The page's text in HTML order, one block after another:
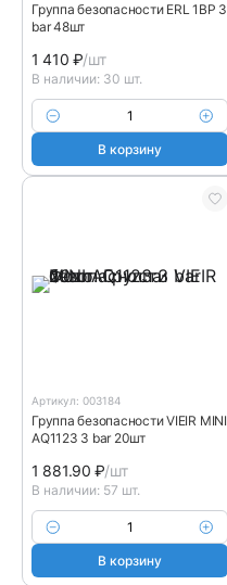
Группа безопасности ERL 1ВР 3
bar 48шт
1 410₽/шт
В наличии: 30 шт.
В корзину
Артикул: 003184
Группа безопасности VIEIR MINI
AQ1123 3 bar 20шт
1 881.90₽/шт
В наличии: 57 шт.
В корзину